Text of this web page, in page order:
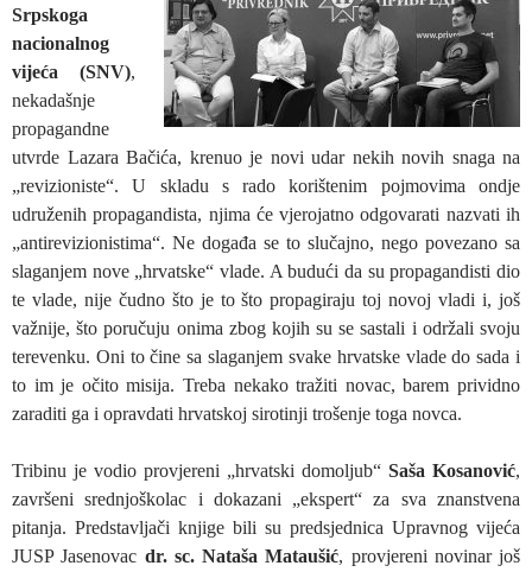
Srpskoga
nacionalnog
vijeća (SNV),
nekadašnje
propagandne
utvrde Lazara Bačića, krenuo je novi udar nekih novih snaga na
„revizioniste“. U skladu s rado korištenim pojmovima ondje
udruženih propagandista, njima će vjerojatno odgovarati nazvati ih
„antirevizionistima“. Ne događa se to slučajno, nego povezano sa
slaganjem nove „hrvatske“ vlade. A budući da su propagandisti dio
te vlade, nije čudno što je to što propagiraju toj novoj vladi i, još
važnije, što poručuju onima zbog kojih su se sastali i održali svoju
terevenku. Oni to čine sa slaganjem svake hrvatske vlade do sada i
to im je očito misija. Treba nekako tražiti novac, barem prividno
zaraditi ga i opravdati hrvatskoj sirotinji trošenje toga novca.
Tribinu je vodio provjereni „hrvatski domoljub“ Saša Kosanović,
završeni srednjoškolac i dokazani „ekspert“ za sva znanstvena
pitanja. Predstavljači knjige bili su predsjednica Upravnog vijeća
JUSP Jasenovac dr. sc. Nataša Mataušić, provjereni novinar još